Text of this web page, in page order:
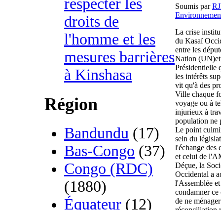
respecter les
droits de
l'homme et les
mesures barrières
à Kinshasa
Région
Bandundu (17)
Bas-Congo (37)
Congo (RDC)
(1880)
Équateur (12)
Soumis par
La crise
du Kasaï
entre les
Nation
Présidentielle
les intérêts
vit qu'à des
Ville chaque
voyage ou à
injurieux à
population ne
Le point
sein du
l'échange des
et celui de
Déçue, la
Occidental a
l'Assemblée
condamner ce
de ne